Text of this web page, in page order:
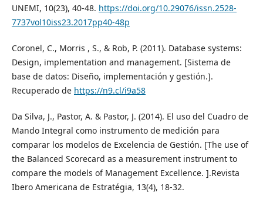
UNEMI, 10(23), 40-48. https://doi.org/10.29076/issn.2528-
7737vol10iss23.2017pp40-48p
Coronel, C., Morris , S., & Rob, P. (2011). Database systems:
Design, implementation and management. [Sistema de
base de datos: Diseño, implementación y gestión.].
Recuperado de https://n9.cl/i9a58
Da Silva, J., Pastor, A. & Pastor, J. (2014). El uso del Cuadro de
Mando Integral como instrumento de medición para
comparar los modelos de Excelencia de Gestión. [The use of
the Balanced Scorecard as a measurement instrument to
compare the models of Management Excellence. ].Revista
Ibero Americana de Estratégia, 13(4), 18-32.